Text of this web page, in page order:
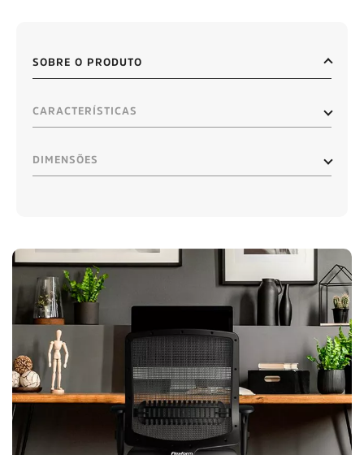
SOBRE O PRODUTO
CARACTERÍSTICAS
DIMENSÕES